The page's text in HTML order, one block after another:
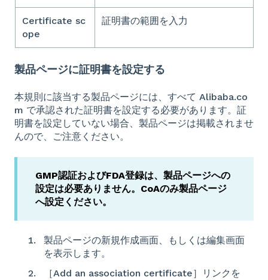
Certificate sc
ope
証明書の範囲を入力
製品ページに証明書を設定する
本規則に該当する製品ページには、すべて Alibaba.co
m で承認された証明書を設定する必要があります。証
明書を設定していない場合、製品ページは掲載されませ
んので、ご注意ください。
GMP認証およびFDA登録は、製品ページへの
設定は必要ありません。CoAのみ製品ページ
へ設定ください。
製品ページの新規作成画面、もしくは編集画面
を表示します。
［Add an association certificate］リンクを